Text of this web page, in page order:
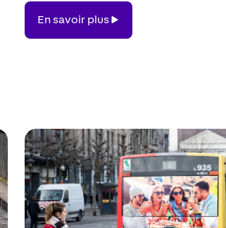
savoir
En savoir plus